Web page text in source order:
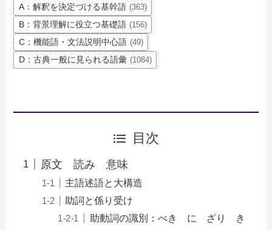
A：解釈を決定づける基幹語 (363)
B：背景理解に役立つ基礎語 (156)
C：機能語・文法説明中心語 (49)
D：古典一般に見られる語彙 (1084)
目次
原文 読み 意味
主語述語と大構造
助詞と係り受け
助動詞の識別：べき に ざり き